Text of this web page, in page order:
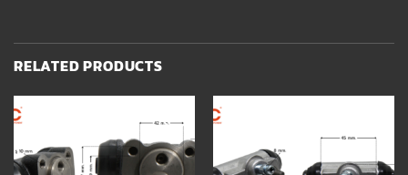
RELATED PRODUCTS
Add to
wishlist
Add to